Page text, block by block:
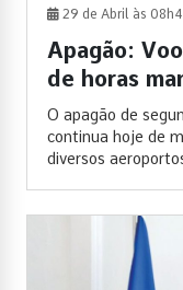
29 de Abril às
Apagão:
de horas
O apagão de
continua hoje de
diversos